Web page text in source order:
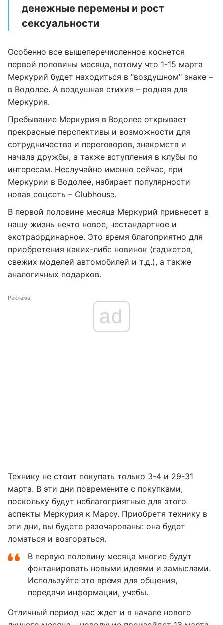
денежные перемены и рост
сексуальности
Особенно все вышеперечисленное коснется
первой половины месяца, потому что 1-15 марта
Меркурий будет находиться в "воздушном" знаке –
в Водолее. А воздушная стихия – родная для
Меркурия.
Пребывание Меркурия в Водолее открывает
прекрасные перспективы и возможности для
сотрудничества и переговоров, знакомств и
начала дружбы, а также вступления в клубы по
интересам. Неслучайно именно сейчас, при
Меркурии в Водолее, набирает популярности
новая соцсеть – Clubhouse.
В первой половине месяца Меркурий привнесет в
нашу жизнь нечто новое, нестандартное и
экстраординарное. Это время благоприятно для
приобретения каких-либо новинок (гаджетов,
свежих моделей автомобилей и т.д.), а также
аналогичных подарков.
Реклама
ad
Технику не стоит покупать только 3-4 и 29-31
марта. В эти дни повремените с покупками,
поскольку будут неблагоприятные для этого
аспекты Меркурия к Марсу. Приобретя технику в
эти дни, вы будете разочарованы: она будет
ломаться и возгораться.
В первую половину месяца многие будут
фонтанировать новыми идеями и замыслами.
Используйте это время для общения,
передачи информации, учебы.
Отличный период нас ждет и в начале нового